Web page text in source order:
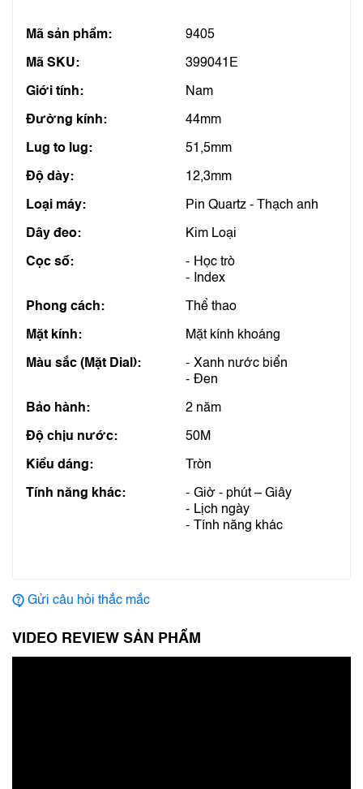
Mã sản phẩm: 9405
Mã SKU: 399041E
Giới tính: Nam
Đường kính: 44mm
Lug to lug: 51,5mm
Độ dày: 12,3mm
Loại máy: Pin Quartz - Thạch anh
Dây đeo: Kim Loại
Cọc số:
Học trò
Index
Phong cách: Thể thao
Mặt kính: Mặt kính khoáng
Màu sắc (Mặt Dial):
Xanh nước biển
Đen
Bảo hành: 2 năm
Độ chịu nước: 50M
Kiểu dáng: Tròn
Tính năng khác:
Giờ - phút – Giây
Lịch ngày
Tính năng khác
Gửi câu hỏi thắc mắc
VIDEO REVIEW SẢN PHẨM